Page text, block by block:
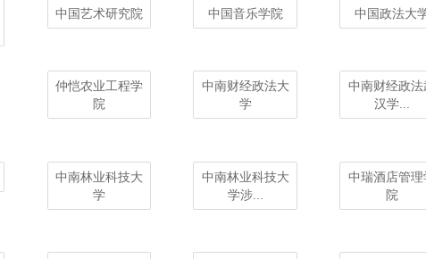
中国艺术研究院 中国音乐学院 中国政法大
仲恺农业工程学
院
中南财经政法大
学
中南财经政法
汉学...
中南林业科技大
学
中南林业科技大
学涉...
中瑞酒店管理
院